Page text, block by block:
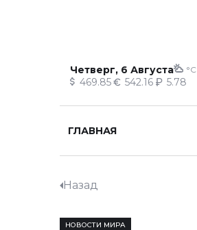
Четверг, 6 Августа °C
469.85 542.16 5.78
ГЛАВНАЯ
Назад
НОВОСТИ МИРА